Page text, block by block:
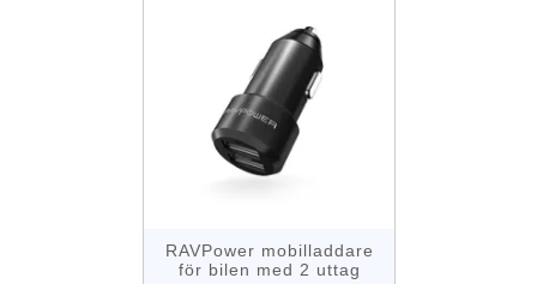
RAVPower mobilladdare
för bilen med 2 uttag